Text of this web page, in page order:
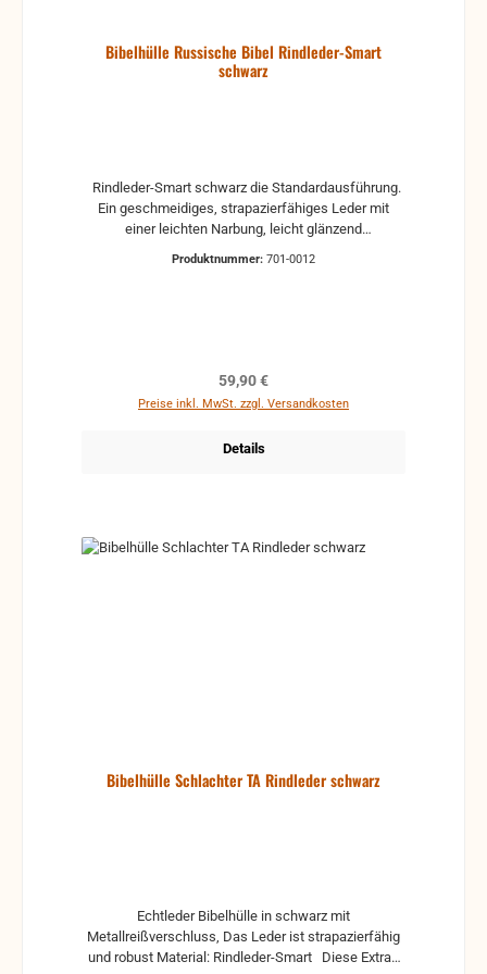
Bibelhülle Russische Bibel Rindleder-Smart
schwarz
Ein geschmeidiges, strapazierfähiges Leder mit
einer leichten Narbung, leicht glänzend
SONDERANFERTIGUNG! für die Russische Bibel
Produktnummer: 701-0012
Regulärer Preis:
59,90 €
Preise inkl. MwSt. zzgl. Versandkosten
Details
Bibelhülle Schlachter TA Rindleder schwarz
Echtleder Bibelhülle in schwarz mit
Metallreißverschluss, Das Leder ist strapazierfähig
und robust Material: Rindleder-Smart Diese Extras